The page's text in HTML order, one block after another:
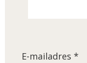
E-mailadres *